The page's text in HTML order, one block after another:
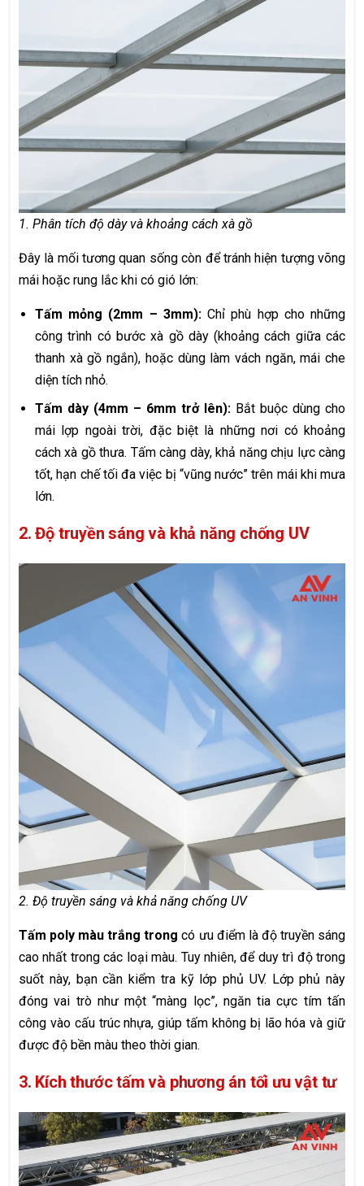
1. Phân tích độ dày và khoảng cách xà gồ
Đây là mối tương quan sống còn để tránh hiện tượng võng
mái hoặc rung lắc khi có gió lớn:
Tấm mỏng (2mm – 3mm):Chỉ phù hợp cho những
công trình có bước xà gồ dày (khoảng cách giữa các
thanh xà gồ ngắn), hoặc dùng làm vách ngăn, mái che
diện tích nhỏ.
Tấm dày (4mm – 6mm trở lên): Bắt buộc dùng cho
mái lợp ngoài trời, đặc biệt là những nơi có khoảng
cách xà gồ thưa. Tấm càng dày, khả năng chịu lực càng
tốt, hạn chế tối đa việc bị “vũng nước” trên mái khi mưa
lớn.
2. Độ truyền sáng và khả năng chống UV
2. Độ truyền sáng và khả năng chống UV
Tấm poly màu trắng trong có ưu điểm là độ truyền sáng
cao nhất trong các loại màu. Tuy nhiên, để duy trì độ trong
suốt này, bạn cần kiểm tra kỹ lớp phủ UV. Lớp phủ này
đóng vai trò như một “màng lọc”, ngăn tia cực tím tấn
công vào cấu trúc nhựa, giúp tấm không bị lão hóa và giữ
được độ bền màu theo thời gian.
3. Kích thước tấm và phương án tối ưu vật tư